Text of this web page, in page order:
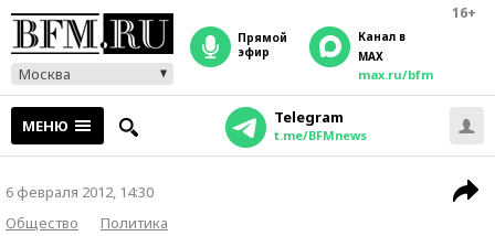
16+
Москва
прямой
эфир
Канал в
MAX
max.ru/bfm
МЕНЮ Telegram
t.me/BFMnews
6 февраля 2012, 14:30
Общество
Политика